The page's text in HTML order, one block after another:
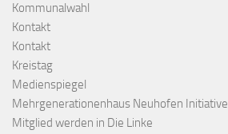
Kommunalwahl
Kontakt
Kontakt
Kreistag
Medienspiegel
Mehrgenerationenhaus Neuhofen Initiative
Mitglied werden in Die Linke